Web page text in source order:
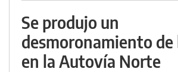
Se produjo un
desmoronamiento de
en la Autovía Norte